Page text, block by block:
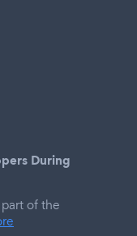
During
of the